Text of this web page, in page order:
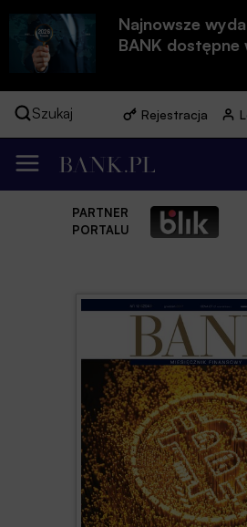
Najnowsze
BANK dostępne
Szukaj Rejestracja
PARTNER
PORTALU